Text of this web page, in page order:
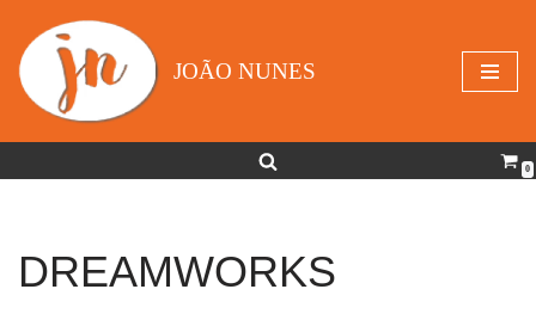
Avançar
para
JOÃO NUNES
0
DREAMWORKS